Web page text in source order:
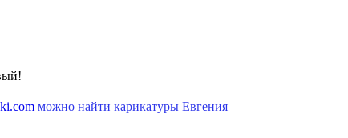
можно найти карикатуры Евгения